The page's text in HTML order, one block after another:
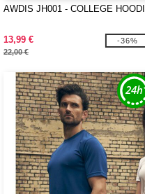
AWDIS JH001 - COLLEGE
13,99 €
22,00 €
-36%